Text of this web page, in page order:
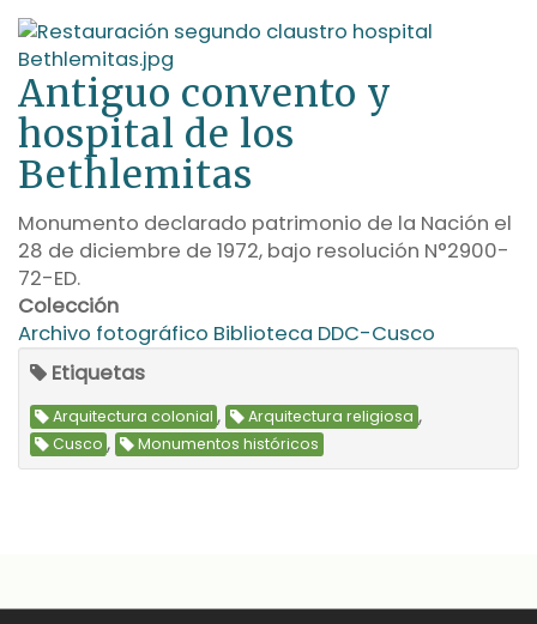
Antiguo convento y
hospital de los
Bethlemitas
Monumento declarado patrimonio de la Nación el
28 de diciembre de 1972, bajo resolución N°2900-
72-ED.
Colección
Archivo fotográfico Biblioteca DDC-Cusco
Etiquetas
Arquitectura colonial , Arquitectura religiosa ,
Cusco , Monumentos históricos